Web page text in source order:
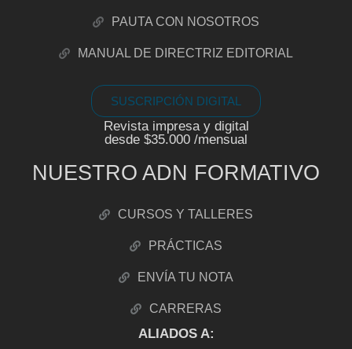
PAUTA CON NOSOTROS
MANUAL DE DIRECTRIZ EDITORIAL
SUSCRIPCIÓN DIGITAL
Revista impresa y digital
desde $35.000 /mensual
NUESTRO ADN FORMATIVO
CURSOS Y TALLERES
PRÁCTICAS
ENVÍA TU NOTA
CARRERAS
ALIADOS A: